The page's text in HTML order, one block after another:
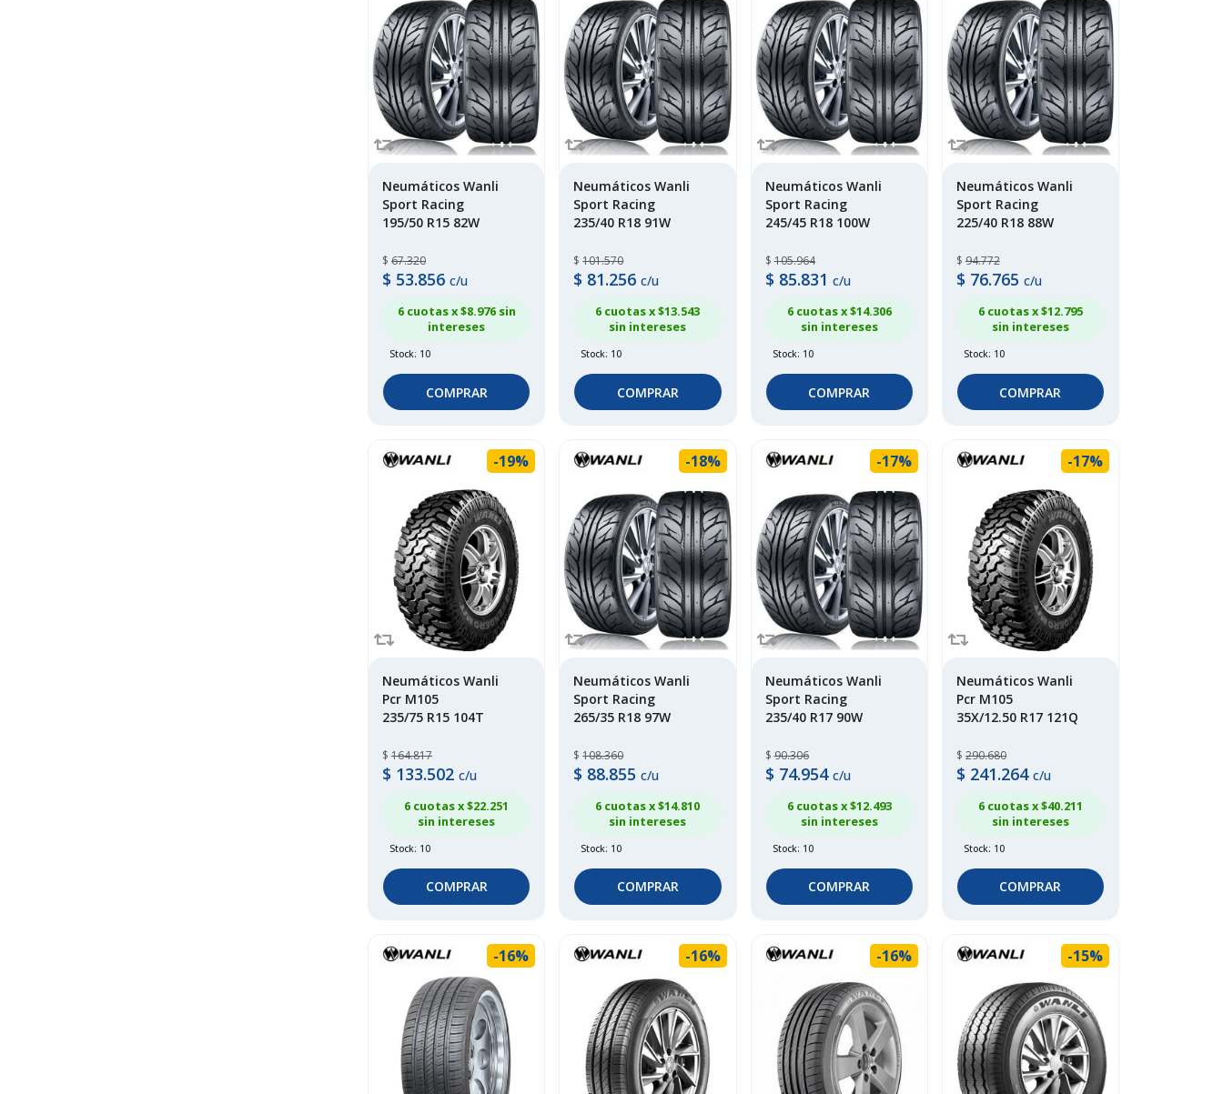
Neumáticos Wanli
Sport Racing
195/50 R15 82W
$ 67.320
$ 53.856 c/u
6 cuotas x $8.976sin
intereses
Stock: 10
COMPRAR
Neumáticos Wanli
Sport Racing
235/40 R18 91W
$101.570
$ 81.256 c/u
6 cuotas x $13.543
sin intereses
Stock: 10
COMPRAR
Neumáticos Wanli
Sport Racing
245/45 R18 100W
$105.964
$ 85.831 c/u
6 cuotas x $14.306
sin intereses
Stock: 10
COMPRAR
Neumáticos Wanli
Sport Racing
225/40 R18 88W
$94.772
$ 76.765 c/u
6 cuotas x $12.795
sin intereses
Stock: 10
COMPRAR
-19%
Neumáticos Wanli
Pcr M105
235/75 R15 104T
$ 164.817
$ 133.502 c/u
6 cuotas x $22.251
sin intereses
Stock: 10
COMPRAR
-18%
Neumáticos Wanli
Sport Racing
265/35 R18 97W
$108.360
$ 88.855 c/u
6 cuotas x $14.810
sin intereses
Stock: 10
COMPRAR
-17%
Neumáticos Wanli
Sport Racing
235/40 R17 90W
$90.306
$ 74.954 c/u
6 cuotas x $12.493
sin intereses
Stock: 10
COMPRAR
-17%
Neumáticos Wanli
Pcr M105
35X/12.50 R17 121Q
$290.680
$ 241.264 c/u
6 cuotas x $40.211
sin intereses
Stock: 10
COMPRAR
-16% -16% -16% -15%